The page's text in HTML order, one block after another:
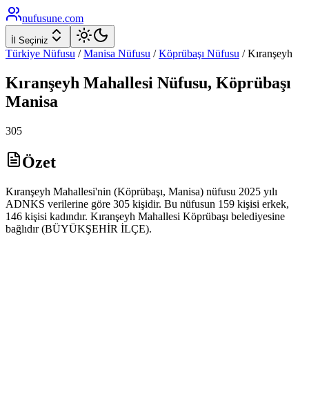
nufusune.com
İl Seçiniz
Türkiye Nüfusu / Manisa Nüfusu / Köprübaşı Nüfusu /Kıranşeyh
Kıranşeyh Mahallesi Nüfusu, Köprübaşı
Manisa
305
Özet
Kıranşeyh Mahallesi'nin (Köprübaşı, Manisa) nüfusu 2025 yılı
ADNKS verilerine göre 305 kişidir. Bu nüfusun 159 kişisi erkek,
146 kişisi kadındır. Kıranşeyh Mahallesi Köprübaşı belediyesine
bağlıdır (BÜYÜKŞEHİR İLÇE).